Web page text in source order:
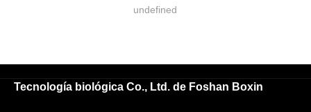
undefined
Tecnología biológica Co., Ltd. de Foshan Boxin